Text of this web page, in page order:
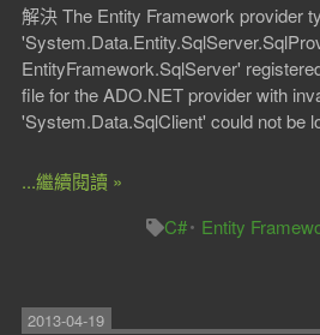
解決 The Entity Framework provider
EntityFramework.SqlServer'
file for the ADO.NET provider with
'System.Data.SqlClient' could not be
...繼續閱讀 »
C#
Entity
2013-04-19